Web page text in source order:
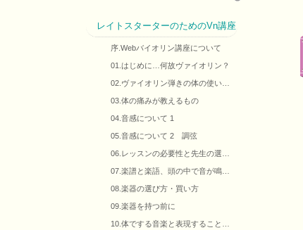
レイトスターターのためのVn講座
序.Webバイオリン講座について
01.はじめに…何故ヴァイオリン？
02.ヴァイオリン弾きの体の使い…
03.体の痛みが教えるもの
04.音感について 1
05.音感について 2 調弦
06.レッスンの必要性と先生の選…
07.楽譜と楽語、頭の中で音が鳴…
08.楽器の選び方・買い方
09.楽器を持つ前に
10.体でする音楽と表現すること…